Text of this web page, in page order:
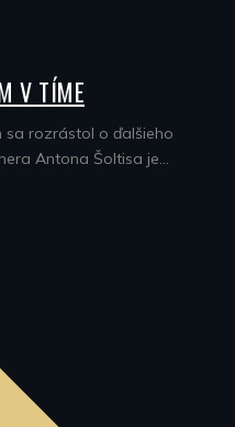
V TÍME
sa rozrástol o ďalšieho
Antona Šoltisa je...